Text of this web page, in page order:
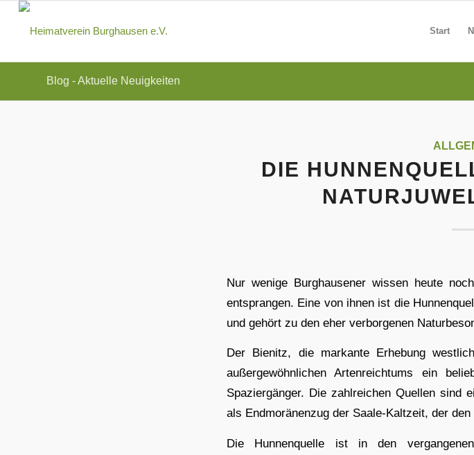
Start
Blog - Aktuelle Neuigkeiten
DIE
Nur wenige Burghausener wissen heute
entsprangen. Eine von ihnen ist die
und gehört zu den eher verborgenen
Der Bienitz, die markante Erhebung
außergewöhnlichen Artenreichtums ein
Spaziergänger. Die zahlreichen Quellen sind
als Endmoränenzug der Saale-Kaltzeit, der
Die Hunnenquelle ist in den